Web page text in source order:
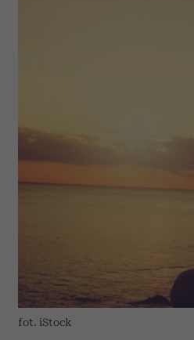
fot. iStock